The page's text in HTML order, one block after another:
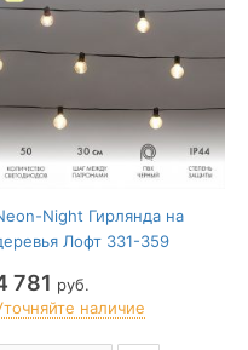
Night Гирлянда на
Лофт 331-359
781 руб.
наличие